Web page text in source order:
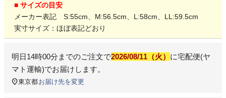
■ サイズの目安
メーカー表記 S:55cm、M:56.5cm、L:58cm、LL:59.5cm
実寸サイズ：ほぼ表記どおり
明日14時00分 までのご注文で2026/08/11（火） に宅配便(ヤ
マト運輸)でお届けします。
東京都お届け先を変更